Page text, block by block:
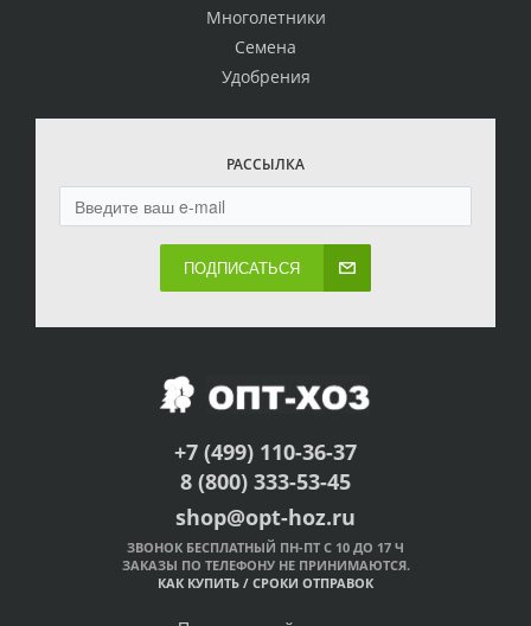
Многолетники
Семена
Удобрения
РАССЫЛКА
ПОДПИСАТЬСЯ
+7 (499) 110-36-37
8 (800) 333-53-45
shop@opt-hoz.ru
ЗВОНОК БЕСПЛАТНЫЙ ПН-ПТ С 10 ДО 17 Ч
ЗАКАЗЫ ПО ТЕЛЕФОНУ НЕ ПРИНИМАЮТСЯ.
КАК КУПИТЬ / СРОКИ ОТПРАВОК